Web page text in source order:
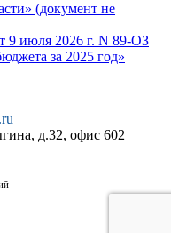
(документ не
9 июля 2026 г. N 89-ОЗ
за 2025 год»
д.32, офис 602